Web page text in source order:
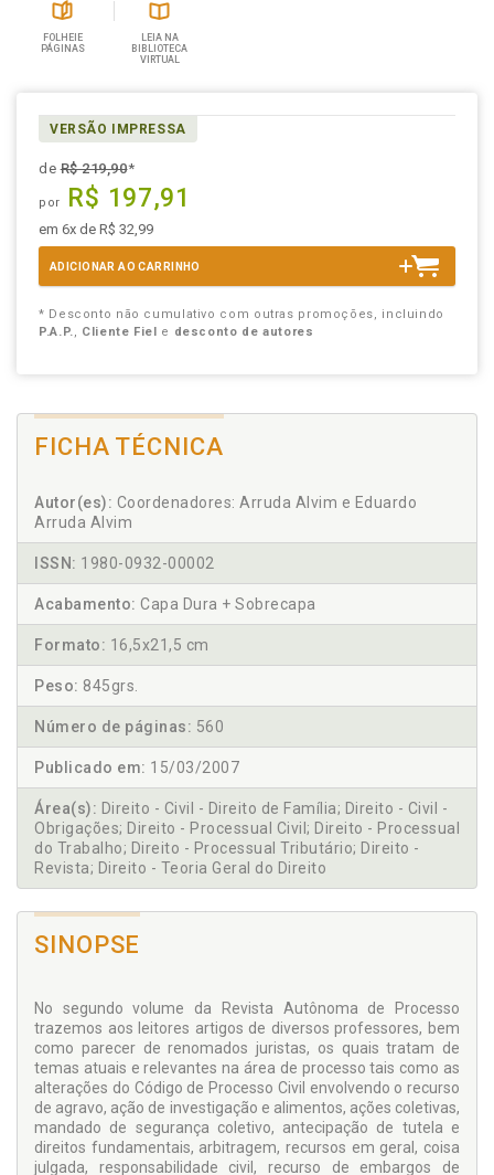
FOLHEIE
PÁGINAS
LEIA NA
BIBLIOTECA
VIRTUAL
VERSÃO IMPRESSA
deR$ 219,90*
por R$ 197,91
em 6x de R$ 32,99
ADICIONAR AO CARRINHO
* Desconto não cumulativo com outras promoções, incluindo
P.A.P., Cliente Fiel e desconto de autores
FICHA TÉCNICA
Autor(es): Coordenadores: Arruda Alvim e Eduardo
Arruda Alvim
ISSN: 1980-0932-00002
Acabamento: Capa Dura + Sobrecapa
Formato: 16,5x21,5 cm
Peso: 845grs.
Número de páginas: 560
Publicado em: 15/03/2007
Área(s): Direito - Civil - Direito de Família; Direito - Civil -
Obrigações; Direito - Processual Civil; Direito - Processual
do Trabalho; Direito - Processual Tributário; Direito -
Revista; Direito - Teoria Geral do Direito
SINOPSE
No segundo volume da Revista Autônoma de Processo
trazemos aos leitores artigos de diversos professores, bem
como parecer de renomados juristas, os quais tratam de
temas atuais e relevantes na área de processo tais como as
alterações do Código de Processo Civil envolvendo o recurso
de agravo, ação de investigação e alimentos, ações coletivas,
mandado de segurança coletivo, antecipação de tutela e
direitos fundamentais, arbitragem, recursos em geral, coisa
julgada, responsabilidade civil, recurso de embargos de